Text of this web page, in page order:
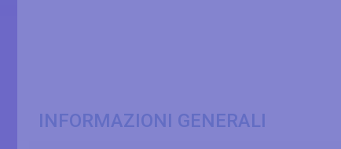
INFORMAZIONI GENERALI